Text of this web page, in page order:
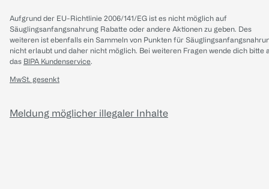
Aufgrund der EU-Richtlinie 2006/141/EG ist es nicht möglich auf
Säuglingsanfangsnahrung Rabatte oder andere Aktionen zu geben. Des
weiteren ist ebenfalls ein Sammeln von Punkten für
nicht erlaubt und daher nicht möglich. Bei weiteren Fragen wende dich bitte
das BIPA Kundenservice.
MwSt. gesenkt
Meldung möglicher illegaler Inhalte